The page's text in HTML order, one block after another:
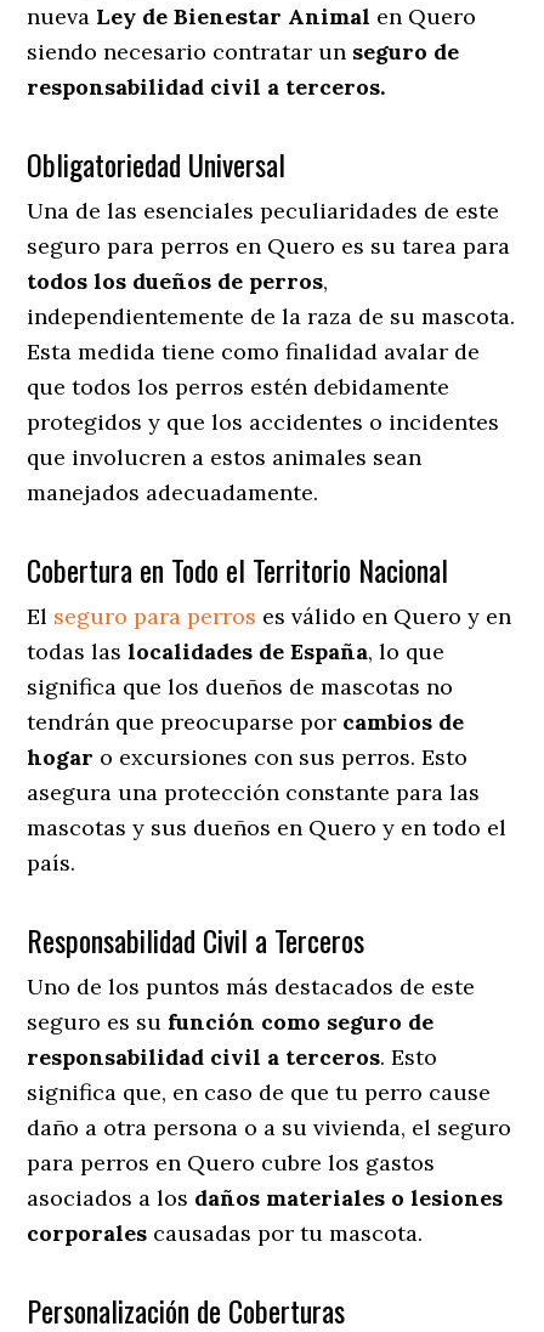
nueva Ley de Bienestar Animal en Quero
siendo necesario contratar un seguro de
responsabilidad civil a terceros.
Obligatoriedad Universal
Una de las esenciales peculiaridades de este
seguro para perros en Quero es su tarea para
todos los dueños de perros,
independientemente de la raza de su mascota.
Esta medida tiene como finalidad avalar de
que todos los perros estén debidamente
protegidos y que los accidentes o incidentes
que involucren a estos animales sean
manejados adecuadamente.
Cobertura en Todo el Territorio Nacional
El seguro para perros es válido en Quero y en
todas laslocalidades de España, lo que
significa que los dueños de mascotas no
tendrán que preocuparse por cambios de
hogar o excursiones con sus perros. Esto
asegura una protección constante para las
mascotas y sus dueños en Quero y en todo el
país.
Responsabilidad Civil a Terceros
Uno de los puntos más destacados de este
seguro es su función como seguro de
responsabilidad civil a terceros. Esto
significa que, en caso de que tu perro cause
daño a otra persona o a su vivienda, el seguro
para perros en Quero cubre los gastos
asociados a los daños materiales o lesiones
corporales causadas por tu mascota.
Personalización de Coberturas